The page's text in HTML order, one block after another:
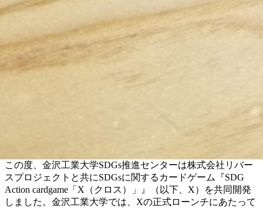
この度、金沢工業大学SDGs推進センターは株式会社リバー
スプロジェクトと共にSDGsに関するカードゲーム『SDG
Action cardgame「X（クロス）」』（以下、X）を共同開発
しました。金沢工業大学では、Xの正式ローンチにあたって